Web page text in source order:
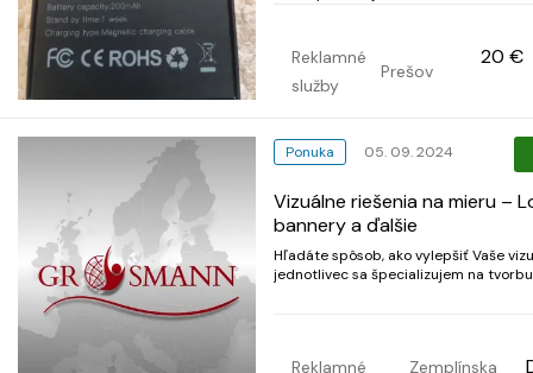
Reklamné
služby
Prešov
20 €
Ponuka 05. 09. 2024
Vizuálne riešenia na mieru –
bannery a ďalšie
Hľadáte spôsob, ako vylepšiť Vaše
jednotlivec sa špecializujem na
Reklamné Zemplínska